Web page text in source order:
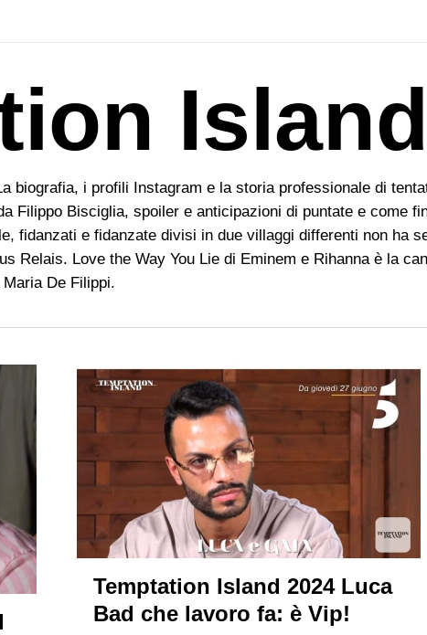
Island
biografia, i profili Instagram e la storia professionale di
Filippo Bisciglia, spoiler e anticipazioni di puntate e come
fidanzati e fidanzate divisi in due villaggi differenti non ha
Relais. Love the Way You Lie di Eminem e Rihanna è la
De Filippi.
Temptation Island 2024 Luca
Bad che lavoro fa: è Vip!